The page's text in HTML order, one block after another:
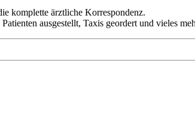
komplette ärztliche Korrespondenz.
ausgestellt, Taxis geordert und vieles